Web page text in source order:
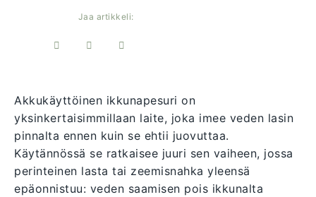
Jaa artikkeli:
Akkukäyttöinen ikkunapesuri on
yksinkertaisimmillaan laite, joka imee veden lasin
pinnalta ennen kuin se ehtii juovuttaa.
Käytännössä se ratkaisee juuri sen vaiheen, jossa
perinteinen lasta tai zeemisnahka yleensä
epäonnistuu: veden saamisen pois ikkunalta